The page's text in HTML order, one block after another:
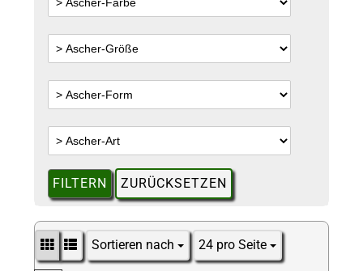
FILTERN ZURÜCKSETZEN
Sortieren nach
Sortieren nach 24 pro Seite
pro Seite